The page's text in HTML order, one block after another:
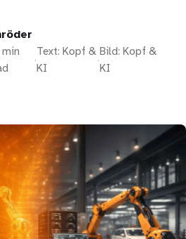
min
·
Text: Kopf &
KI
·
Bild: Kopf &
KI